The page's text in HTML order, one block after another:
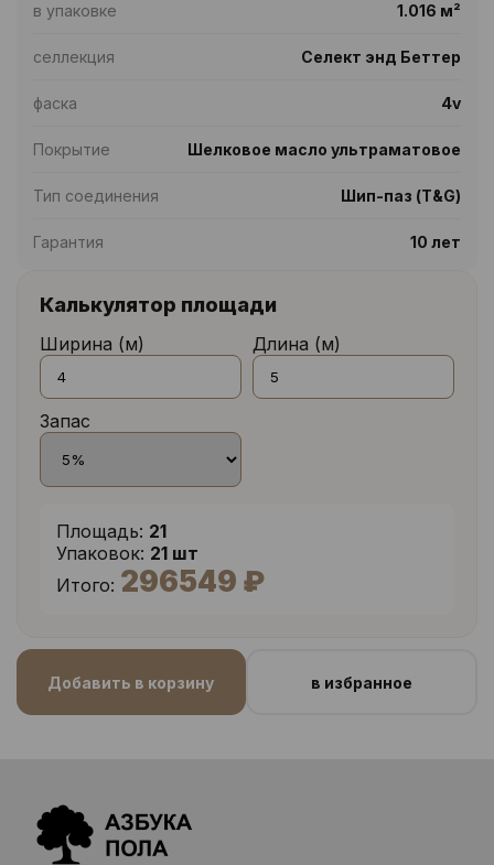
в упаковке 1.016 м²
селлекция Селект энд Беттер
фаска 4v
Покрытие Шелковое масло ультраматовое
Тип соединения Шип-паз (T&G)
Гарантия 10 лет
Калькулятор площади
Ширина (м) Длина (м)
Запас
Площадь: 21
Упаковок: 21 шт
Итого: 296549 ₽
Добавить в корзину в избранное